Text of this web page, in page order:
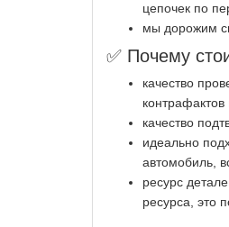
цепочек по
мы дорожим
✅ Почему
качество
качество
идеально
автомобиль,
ресурс
ресурса, это